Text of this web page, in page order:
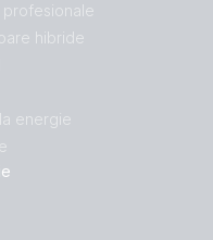
profesionale
hibride
energie